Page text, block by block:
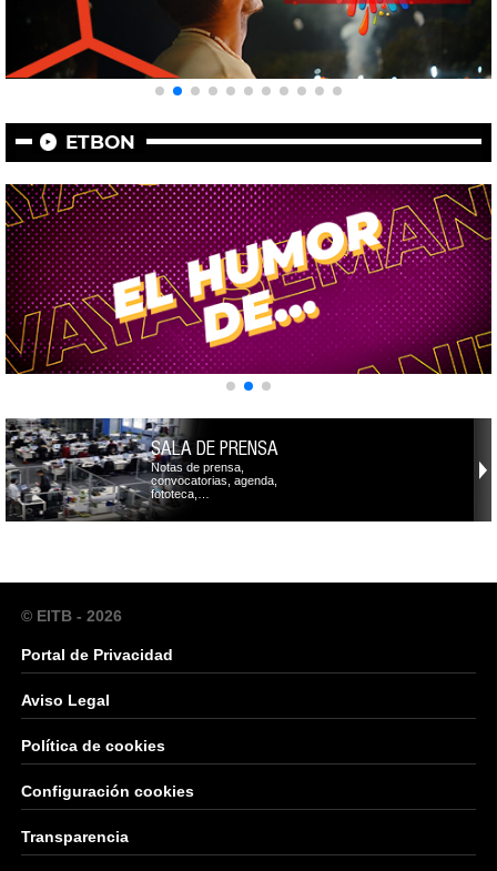
ETBON
SALA DE PRENSA
Notas de prensa,
convocatorias, agenda,
fototeca,…
© EITB - 2026
Portal de Privacidad
Aviso Legal
Política de cookies
Configuración cookies
Transparencia